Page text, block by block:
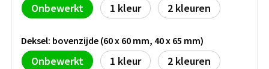
Onbewerkt 1 2
Deksel: bovenzijde (60 x 60 mm, 40 x 65 mm)
Onbewerkt 1 2